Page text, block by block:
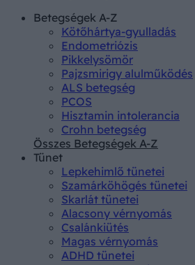
Betegségek A-Z
Kötőhártya-gyulladás
Endometriózis
Pikkelysömör
Pajzsmirigy alulműködés
ALS betegség
PCOS
Hisztamin intolerancia
Crohn betegség
Összes Betegségek A-Z
Tünet
Lepkehimlő tünetei
Szamárköhögés tünetei
Skarlát tünetei
Alacsony vérnyomás
Csalánkiütés
Magas vérnyomás
ADHD tünetei